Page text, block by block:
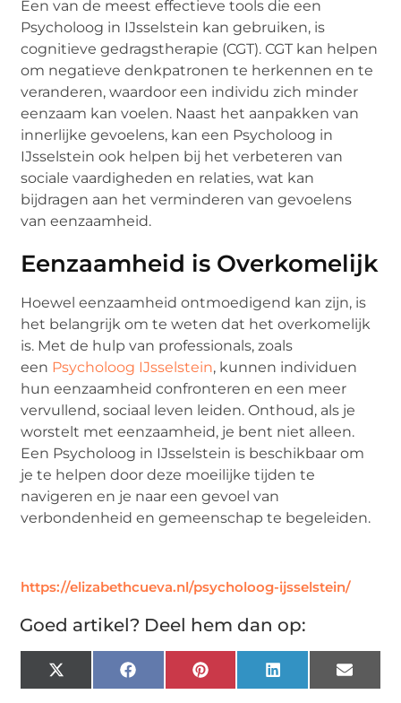
Een van de meest effectieve tools die een
Psycholoog in IJsselstein kan gebruiken, is
cognitieve gedragstherapie (CGT). CGT kan helpen
om negatieve denkpatronen te herkennen en te
veranderen, waardoor een individu zich minder
eenzaam kan voelen. Naast het aanpakken van
innerlijke gevoelens, kan een Psycholoog in
IJsselstein ook helpen bij het verbeteren van
sociale vaardigheden en relaties, wat kan
bijdragen aan het verminderen van gevoelens
van eenzaamheid.
Eenzaamheid is Overkomelijk
Hoewel eenzaamheid ontmoedigend kan zijn, is
het belangrijk om te weten dat het overkomelijk
is. Met de hulp van professionals, zoals
een Psycholoog IJsselstein, kunnen individuen
hun eenzaamheid confronteren en een meer
vervullend, sociaal leven leiden. Onthoud, als je
worstelt met eenzaamheid, je bent niet alleen.
Een Psycholoog in IJsselstein is beschikbaar om
je te helpen door deze moeilijke tijden te
navigeren en je naar een gevoel van
verbondenheid en gemeenschap te begeleiden.
https://elizabethcueva.nl/psycholoog-ijsselstein/
Goed artikel? Deel hem dan op:
X
(Twitter)
FacebookPinterest LinkedIn Email